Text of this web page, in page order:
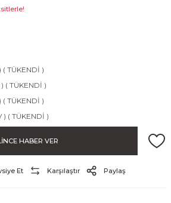
( TÜKENDİ )
( TÜKENDİ )
( TÜKENDİ )
) ( TÜKENDİ )
HABER VER
Et Karşılaştır Paylaş